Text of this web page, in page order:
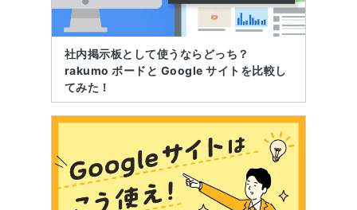
社内掲示板として使うならどっち？
rakumo ボードと Google サイトを比較し
てみた！